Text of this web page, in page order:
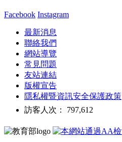
Facebook Instagram
最新消息
聯絡我們
網站導覽
常見問題
友站連結
版權宣告
隱私權暨資訊安全保護政策
訪客人次： 797,612